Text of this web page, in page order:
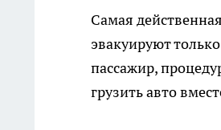
Самая
эвакуируют
пассажир,
грузить авто